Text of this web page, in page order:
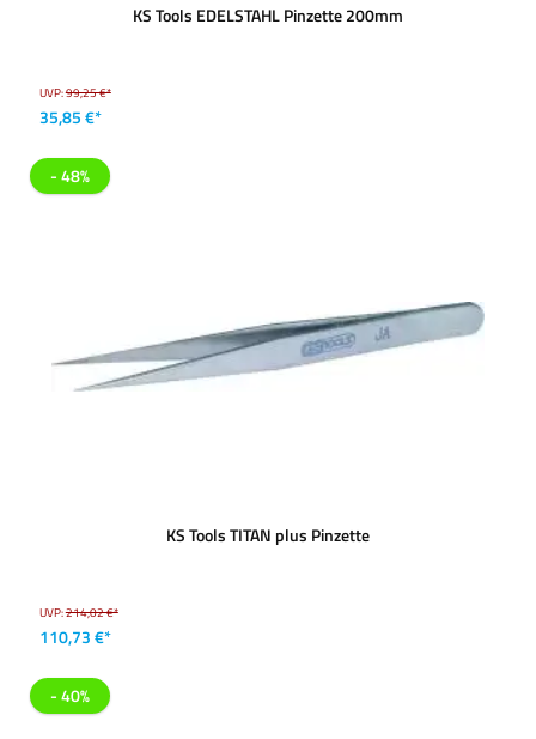
KS Tools EDELSTAHL Pinzette 200mm
UVP:99,25 €*
35,85 €*
- 48%
KS Tools TITAN plus Pinzette
UVP:214,02 €*
110,73 €*
- 40%